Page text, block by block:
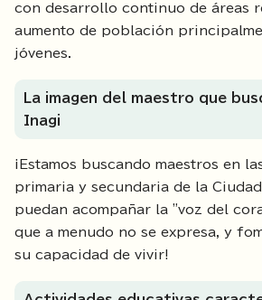
con desarrollo continuo de áreas
aumento de población
jóvenes.
La imagen del maestro que
Inagi
¡Estamos buscando maestros en
primaria y secundaria de la
puedan acompañar la "voz del
que a menudo no se expresa, y
su capacidad de vivir!